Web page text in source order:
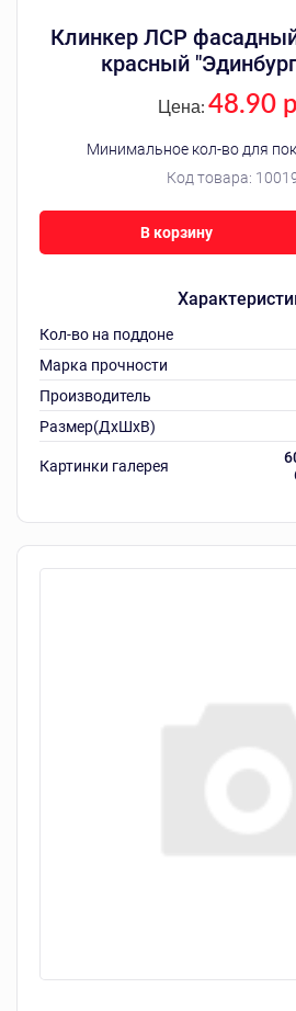
Клинкер ЛСР
красный
Код товара:
Цена: 48.90
Минимальное кол-во для
Кол-во на поддоне
Марка прочности
Производитель
Размер(ДхШхВ)
Картинки галерея
В корзину